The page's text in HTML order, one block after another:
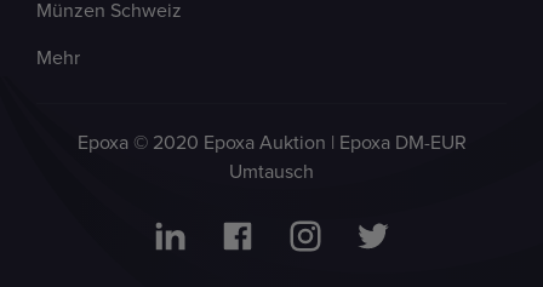
Münzen Schweiz
Mehr
Epoxa © 2020 Epoxa Auktion | Epoxa DM-EUR
Umtausch